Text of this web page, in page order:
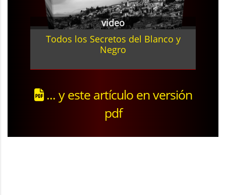
video
Todos los Secretos del Blanco y
Negro
... y este artículo en versión
pdf